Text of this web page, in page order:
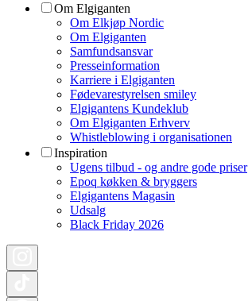
Om Elgiganten
Om Elkjøp Nordic
Om Elgiganten
Samfundsansvar
Presseinformation
Karriere i Elgiganten
Fødevarestyrelsen smiley
Elgigantens Kundeklub
Om Elgiganten Erhverv
Whistleblowing i organisationen
Inspiration
Ugens tilbud - og andre gode priser
Epoq køkken & bryggers
Elgigantens Magasin
Udsalg
Black Friday 2026